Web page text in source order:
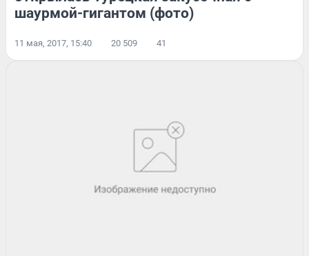
шаурмой-гигантом (фото)
11 мая, 2017, 15:40 20 509 41